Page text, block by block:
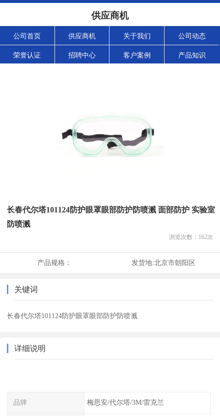
供应商机
公司首页 供应商机 关于我们 公司动态
荣誉认证 招聘中心 客户案例 产品知识
长春代尔塔101124防护眼罩眼部防护防喷溅 面部防护 实验室
防喷溅
浏览次数： 162次
产品规格： 发货地:北京市朝阳区
关键词
长春代尔塔101124防护眼罩眼部防护防喷溅
详细说明
品牌 梅思安/代尔塔/3M/雷克兰